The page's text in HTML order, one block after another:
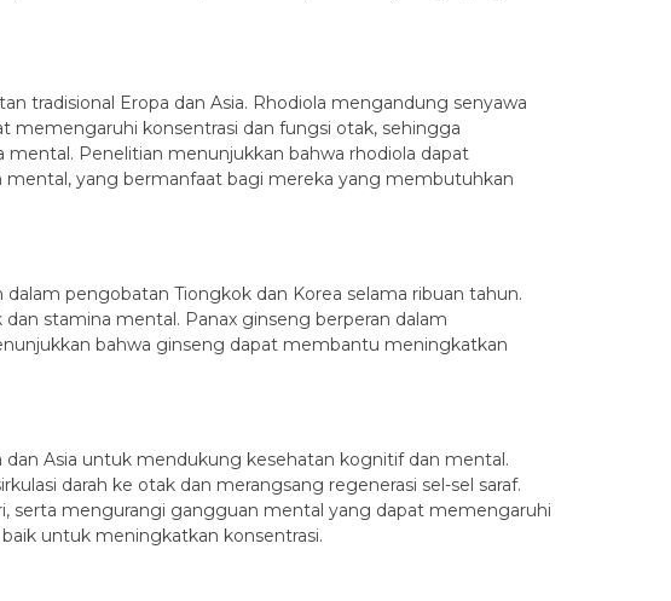
tradisional Eropa dan Asia. Rhodiola mengandung senyawa
memengaruhi konsentrasi dan fungsi otak, sehingga
Penelitian menunjukkan bahwa rhodiola dapat
yang bermanfaat bagi mereka yang membutuhkan
pengobatan Tiongkok dan Korea selama ribuan tahun.
stamina mental. Panax ginseng berperan dalam
bahwa ginseng dapat membantu meningkatkan
dan Asia untuk mendukung kesehatan kognitif dan mental.
darah ke otak dan merangsang regenerasi sel-sel saraf.
serta mengurangi gangguan mental yang dapat memengaruhi
untuk meningkatkan konsentrasi.